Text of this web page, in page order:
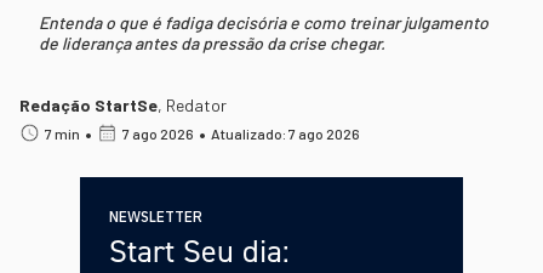
Entenda o que é fadiga decisória e como treinar julgamento
de liderança antes da pressão da crise chegar.
Redação StartSe, Redator
7 min • 7 ago 2026 • Atualizado: 7 ago 2026
NEWSLETTER
Start Seu dia: